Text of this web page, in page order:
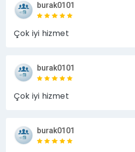
burak0101
Çok iyi hizmet
burak0101
Çok iyi hizmet
burak0101